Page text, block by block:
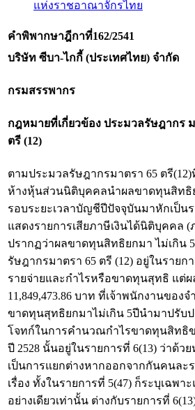
แห่งราชอาณาจักรไทย
คำพิพากษาฎีกาที่162/2541
บริษัท ซีบา-ไกกี้ (ประเทศไทย) จำกัด
กรมสรรพากร
กฎหมายที่เกี่ยวข้อง ประมวลรัษฎากร ม
ตรี (12)
ตามประมวลรัษฎากรมาตรา 65 ตรี
ห้างหุ้นส่วนนิติบุคคลนำผลขาดทุนสิทธิ
รอบระยะเวลาบัญชีปีปัจจุบันมาหักเป็น
แสดงรายการเสียภาษีเงินได้นิติบุคคล (
ปรากฏว่าผลขาดทุนสิทธิยกมา ไม่เกิน
รัษฎากรมาตรา 65 ตรี (12) อยู่ในรายก
รายจ่ายและกำไรหรือขาดทุนสุทธิ แต่
11,849,473.86 บาท ที่เจ้าพนักงานของ
ขาดทุนสุทธิยกมาไม่เกิน 5ปีนำมาปรับป
โจทก์ในการคำนวณกำไรขาดทุนสิทธิ
ปี 2528 นั้นอยู่ในรายการที่ 6(13) ว่าด้ว
เป็นการแยกต่างหากออกจากกันคนละ
เรื่อง ทั้งในรายการที่ 5(47) ก็ระบุเฉพ
อย่างเดียวเท่านั้น ต่างกับรายการที่